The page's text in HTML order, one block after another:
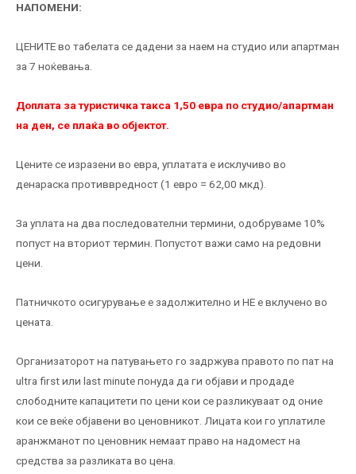
НАПОМЕНИ:
ЦЕНИТЕ во табелата се дадени за наем на студио или апартман
за 7 ноќевања.
Доплата за туристичка такса 1,50 евра по студио/апартман
на ден, се плаќа во објектот.
Цените се изразени во евра, уплатата е исклучиво во
денараска противвредност (1 евро = 62,00 мкд).
За уплата на два последователни термини, одобруваме 10%
попуст на вториот термин. Попустот важи само на редовни
цени.
Патничкото осигурување е задолжително и НЕ е вклучено во
цената.
Организаторот на патувањето го задржува правото по пат на
ultra first или last minute понуда да ги објави и продаде
слободните капацитети по цени кои се разликуваат од оние
кои се веќе објавени во ценовникот. Лицата кои го уплатиле
аранжманот по ценовник немаат право на надомест на
средства за разликата во цена.